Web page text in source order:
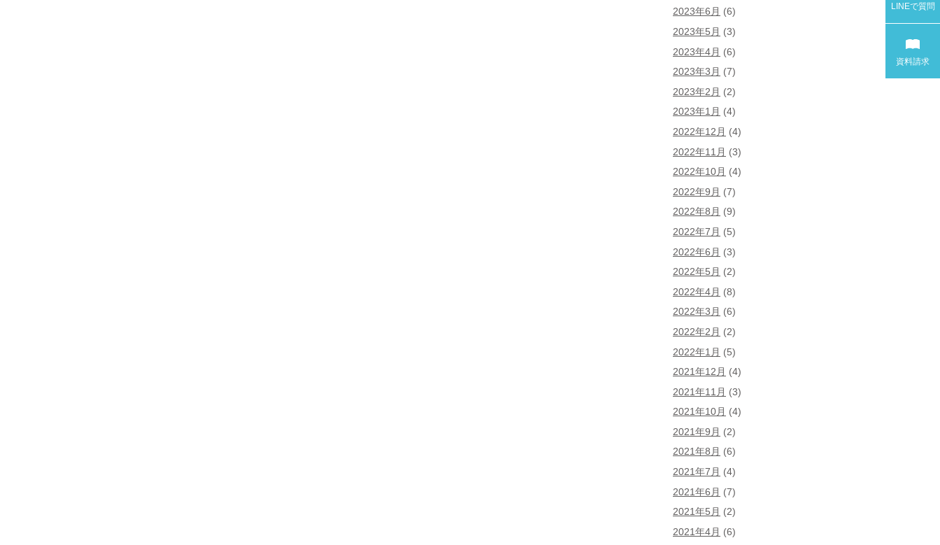
2023年6月 (6)
2023年5月 (3)
2023年4月 (6)
2023年3月 (7)
2023年2月 (2)
2023年1月 (4)
2022年12月 (4)
2022年11月 (3)
2022年10月 (4)
2022年9月 (7)
2022年8月 (9)
2022年7月 (5)
2022年6月 (3)
2022年5月 (2)
2022年4月 (8)
2022年3月 (6)
2022年2月 (2)
2022年1月 (5)
2021年12月 (4)
2021年11月 (3)
2021年10月 (4)
2021年9月 (2)
2021年8月 (6)
2021年7月 (4)
2021年6月 (7)
2021年5月 (2)
2021年4月 (6)
LINEで質問
資料請求